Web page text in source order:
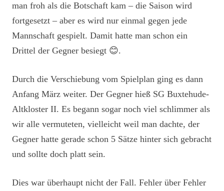
man froh als die Botschaft kam – die Saison wird
fortgesetzt – aber es wird nur einmal gegen jede
Mannschaft gespielt. Damit hatte man schon ein
Drittel der Gegner besiegt 😊.
Durch die Verschiebung vom Spielplan ging es dann
Anfang März weiter. Der Gegner hieß SG Buxtehude-
Altkloster II. Es begann sogar noch viel schlimmer als
wir alle vermuteten, vielleicht weil man dachte, der
Gegner hatte gerade schon 5 Sätze hinter sich gebracht
und sollte doch platt sein.
Dies war überhaupt nicht der Fall. Fehler über Fehler